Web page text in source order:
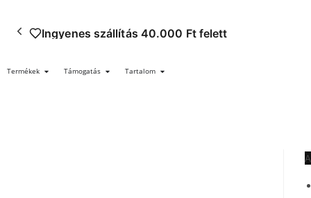
Ingyenes szállítás 40.000 Ft felett
Termékek Támogatás Tartalom